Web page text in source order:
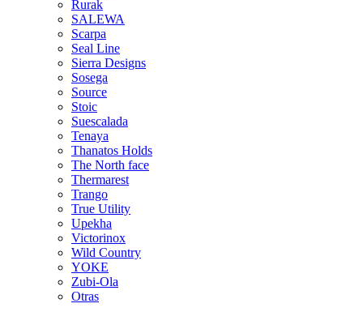
Rurak
SALEWA
Scarpa
Seal Line
Sierra Designs
Sosega
Source
Stoic
Suescalada
Tenaya
Thanatos Holds
The North face
Thermarest
Trango
True Utility
Upekha
Victorinox
Wild Country
YOKE
Zubi-Ola
Otras